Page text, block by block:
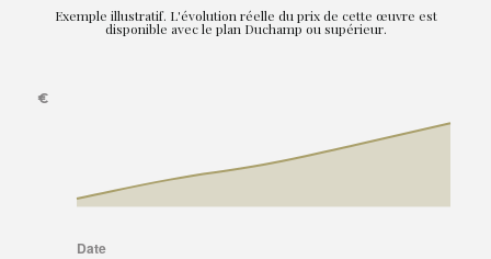
Exemple illustratif. L'évolution réelle du prix de cette œuvre est
disponible avec le plan Duchamp ou supérieur.